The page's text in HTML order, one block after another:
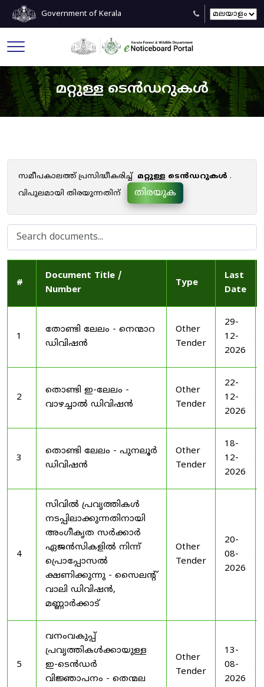
Government of Kerala
മറ്റുള്ള ടെൻഡറുകൾ
സമീപകാലത്ത് പ്രസിദ്ധീകരിച്ച് മറ്റുള്ള ടെൻഡറുകൾ .
വിപുലമായി തിരയുന്നതിന്
തിരയുക
#
Document Title /
Number
Type
Last
Date
1
തോണ്ടി ലേലം - നെന്മാറ
ഡിവിഷൻ
Other
Tender
29-
12-
2026
2
തൊണ്ടി ഇ-ലേലം -
വാഴച്ചാൽ ഡിവിഷൻ
Other
Tender
22-
12-
2026
3
തൊണ്ടി ലേലം - പുനലൂർ
ഡിവിഷൻ
Other
Tender
18-
12-
2026
4
സിവിൽ പ്രവൃത്തികൾ
നടപ്പിലാക്കുന്നതിനായി
അംഗീകൃത സർക്കാർ
ഏജൻസികളിൽ നിന്ന്
പ്രൊപ്പോസൽ
ക്ഷണിക്കുന്നു - സൈലന്റ്
വാലി ഡിവിഷൻ,
മണ്ണാർക്കാട്
Other
Tender
20-
08-
2026
5
വനംവകുപ്പ്
പ്രവൃത്തികൾക്കായുള്ള
ഇ-ടെൻഡർ
വിജ്ഞാപനം - തെന്മല
Other
Tender
13-
08-
2026